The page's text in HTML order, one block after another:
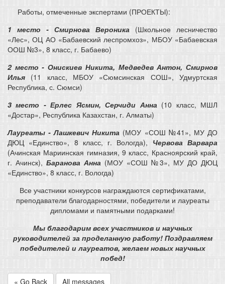
Работы, отмеченные экспертами (ПРОЕКТЫ):
1 место - Смирнова Вероника (Школьное лесничество
«Лес», ОЦ АО «Бабаевский леспромхоз», МБОУ «Бабаевская
ООШ №3», 8 класс, г. Бабаево)
2 место - Онискиев Никита, Медведев Антон, Смирнов
Илья (11 класс, МБОУ «Сюмсинская СОШ», Удмуртская
Республика, с. Сюмси)
3 место - Ерлес Ясмин, Серчиди Анна(10 класс, МШЛ
«Достар», Республика Казахстан, г. Алматы)
Лауреаты - Лашкевич Никита (МОУ «СОШ №41», МУ ДО
ДЮЦ «Единство», 8 класс, г. Вологда), Червова Варвара
(Ачинская Мариинская гимназия, 9 класс, Красноярский край,
г. Ачинск), Баранова Анна (МОУ «СОШ №3», МУ ДО ДЮЦ
«Единство», 8 класс, г. Вологда)
Все участники конкурсов награждаются сертификатами,
преподаватели благодарностями, победители и лауреаты
дипломами и памятными подарками!
Мы благодарим всех участников и научных
руководителей за проделанную работу! Поздравляем
победителей и лауреатов, желаем новых научных
побед!
« Go Back All messages